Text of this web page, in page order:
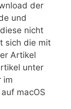
der
und
nicht
sich die mit
Artikel
unter
im
macOS